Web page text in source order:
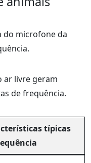
do microfone da
ar livre geram
de frequência.
típicas